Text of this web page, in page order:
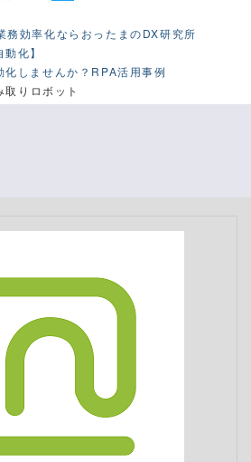
務効率化ならおったまのDX研究所
化】
しませんか？RPA活用事例
りロボット